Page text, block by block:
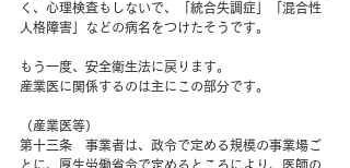
く、心理検査もしないで、「統合失調症」「混合性
人格障害」などの病名をつけたそうです。
もう一度、安全衛生法に戻ります。
産業医に関係するのは主にこの部分です。
（産業医等）
第十三条　事業者は、政令で定める規模の事業場ご
とに、厚生労働省令で定めるところにより、医師の